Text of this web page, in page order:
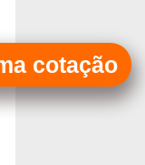
cotação